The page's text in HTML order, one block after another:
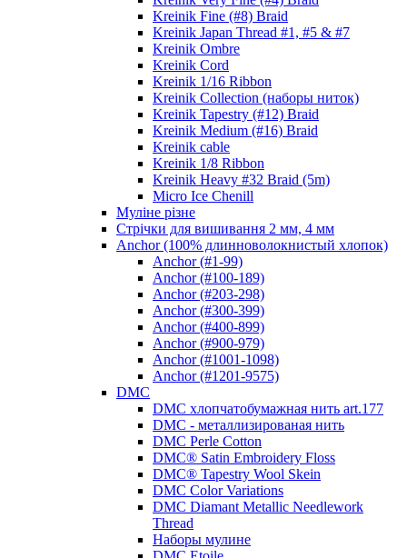
Kreinik Fine (#8) Braid
Kreinik Japan Thread #1, #5 & #7
Kreinik Ombre
Kreinik Cord
Kreinik 1/16 Ribbon
Kreinik Collection (наборы ниток)
Kreinik Tapestry (#12) Braid
Kreinik Medium (#16) Braid
Kreinik cable
Kreinik 1/8 Ribbon
Kreinik Heavy #32 Braid (5m)
Micro Ice Chenill
Муліне різне
Стрічки для вишивання 2 мм, 4 мм
Anchor (100% длинноволокнистый хлопок)
Anchor (#1-99)
Anchor (#100-189)
Anchor (#203-298)
Anchor (#300-399)
Anchor (#400-899)
Anchor (#900-979)
Anchor (#1001-1098)
Anchor (#1201-9575)
DMC
DMC хлопчатобумажная нить art.177
DMC - металлизированая нить
DMC Perle Cotton
DMC® Satin Embroidery Floss
DMC® Tapestry Wool Skein
DMC Color Variations
DMC Diamant Metallic Needlework
Thread
Наборы мулине